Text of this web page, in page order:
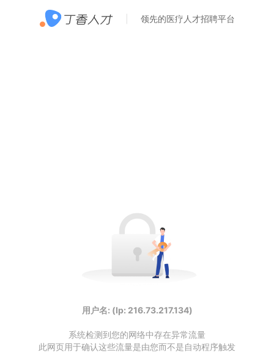
领先的医疗人才招聘平台
用户名: (Ip: 216.73.217.134)
系统检测到您的网络中存在异常流量
此网页用于确认这些流量是由您而不是自动程序触发